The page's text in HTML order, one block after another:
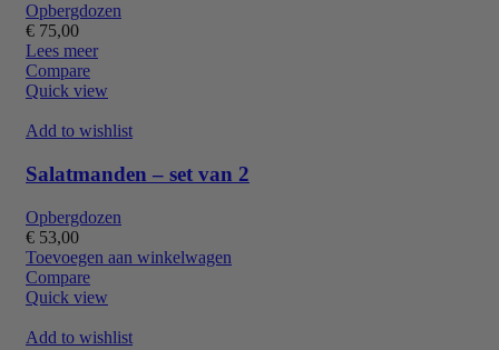
Opbergdozen
€ 75,00
Lees meer
Compare
Quick view
Add to wishlist
Salatmanden – set van 2
Opbergdozen
€ 53,00
Toevoegen aan winkelwagen
Compare
Quick view
Add to wishlist